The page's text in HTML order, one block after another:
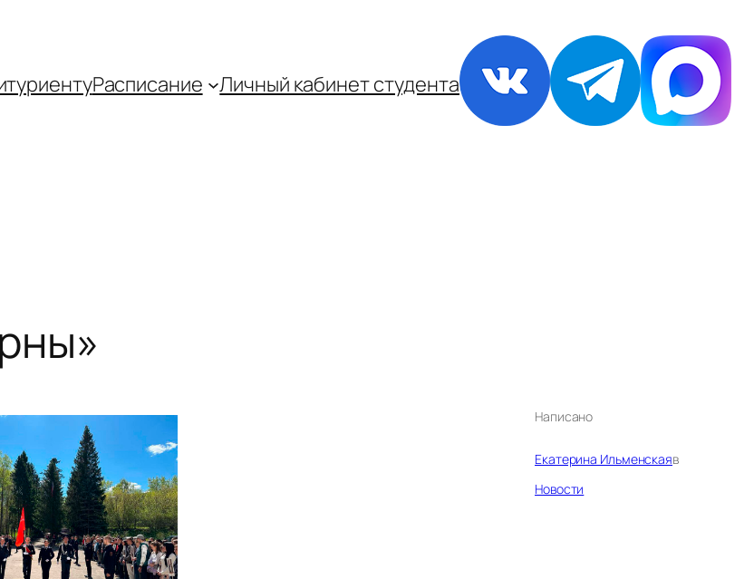
Распиcание Личный кабинет студента
Написано
Екатерина Ильменскаяв
Новости